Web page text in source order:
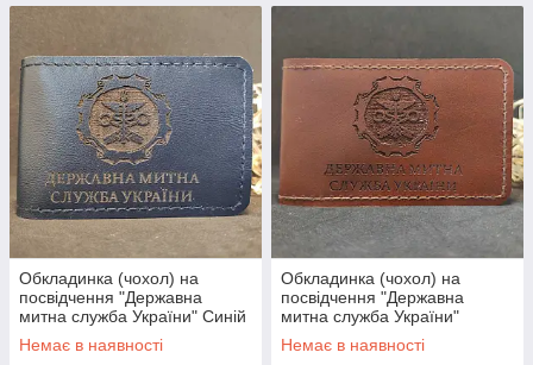
Обкладинка (чохол) на
посвідчення "Державна
митна служба України" Синій
Немає в наявності
Обкладинка (чохол) на
посвідчення "Державна
митна служба України"
Коричневий
Немає в наявності